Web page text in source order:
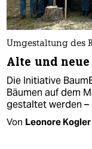
Umgestaltung des
Alte und neue
Die Initiative
Bäumen auf dem
gestaltet werden –
Von Leonore Kogler